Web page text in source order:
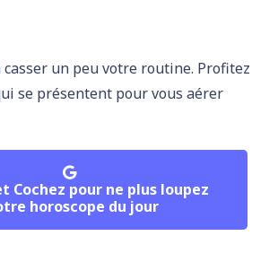
casser un peu votre routine. Profitez
se présentent pour vous aérer
Cochez pour ne plus loupez
horoscope du jour